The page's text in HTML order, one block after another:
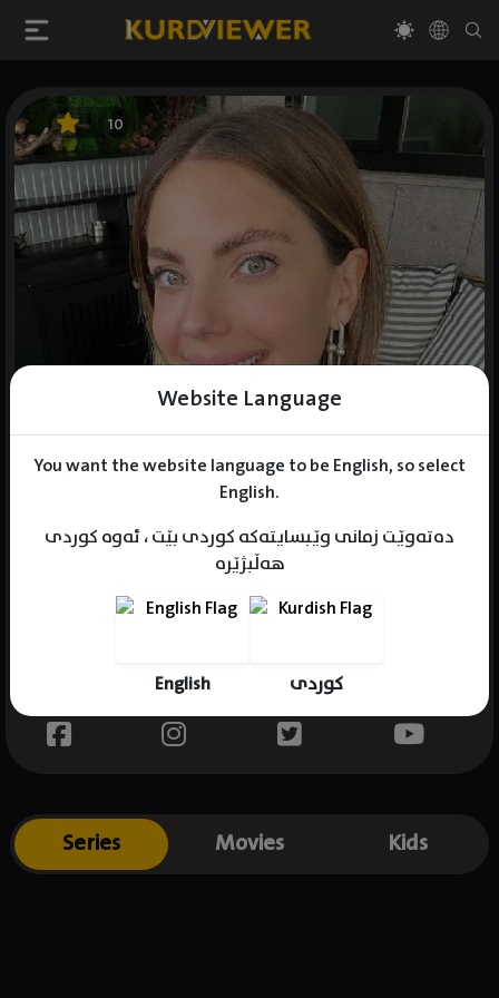
Website Language
You want the website language to be English, so select
English.
دەتەوێت زمانی وێبسایتەکە کوردی بێت ، ئەوە کوردی
هەڵبژێرە
English کوردی
10
Gender : female
Place of birth : Turkey
Series Movies Kids